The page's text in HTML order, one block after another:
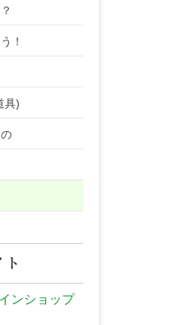
！
具)
ト
ンショップ